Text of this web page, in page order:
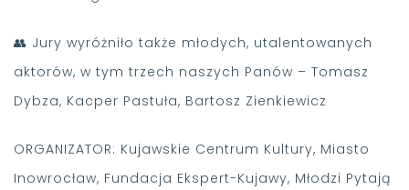
👥 Jury wyróżniło także młodych, utalentowanych
aktorów, w tym trzech naszych Panów – Tomasz
Dybza, Kacper Pastuła, Bartosz Zienkiewicz
ORGANIZATOR: Kujawskie Centrum Kultury, Miasto
Inowrocław, Fundacja Ekspert-Kujawy, Młodzi Pytają